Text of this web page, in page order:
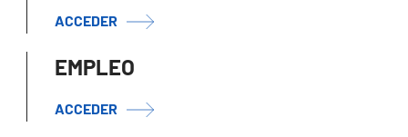
ACCEDER
EMPLEO
ACCEDER